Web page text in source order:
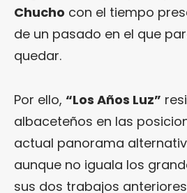
Chucho con el tiempo
de un pasado en el que
quedar.
Por ello, “Los Años Luz”
albaceteños en las
actual panorama
aunque no iguala los
sus dos trabajos